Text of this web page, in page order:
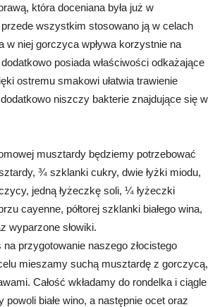
która doceniana była już w
wszystkim stosowano ją w celach
w niej gorczyca wpływa korzystnie na
posiada właściwości odkażające
ostremu smakowi ułatwia trawienie
niszczy bakterie znajdujące się w
musztardy będziemy potrzebować
¾ szklanki cukry, dwie łyżki miodu,
jedną łyżeczkę soli, ¼ łyżeczki
cayenne, półtorej szklanki białego wina,
wyparzone słowiki.
na przygotowanie naszego złocistego
mieszamy suchą musztardę z gorczycą,
Całość wkładamy do rondelka i ciągle
powoli białe wino, a następnie ocet oraz